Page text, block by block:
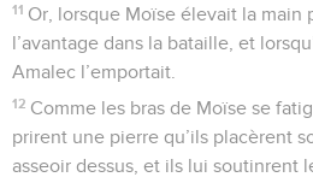
11 Or, lorsque Moïse élevait la main
l’avantage dans la bataille, et
Amalec l’emportait.
12 Comme les bras de Moïse se
prirent une pierre qu’ils placèrent
asseoir dessus, et ils lui soutinrent